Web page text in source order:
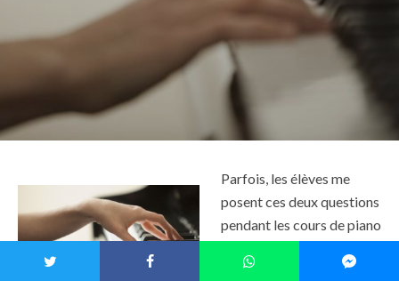
Parfois, les élèves me
posent ces deux questions
pendant les cours de piano
de temps dans la semaine;